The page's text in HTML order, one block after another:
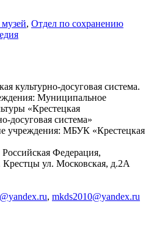
, Отдел по сохранению
культурно-досуговая система.
Муниципальное
«Крестецкая
досуговая система»
учреждения: МБУК «Крестецкая
Федерация,
Крестцы ул. Московская, д.2А
, mkds2010@yandex.ru